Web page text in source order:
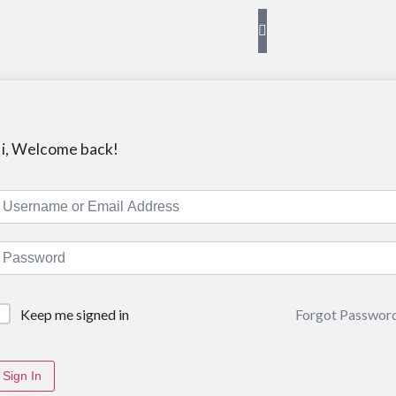
Welcome back!
Keep me signed in Forgot
Sign In